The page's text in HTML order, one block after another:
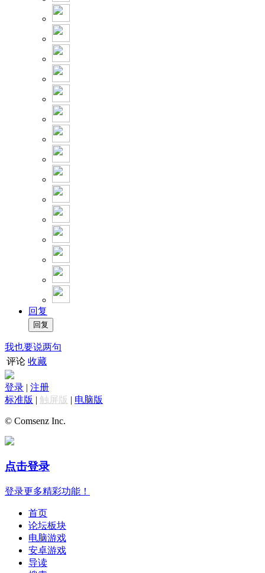
回复
我也要说两句
评论 收藏
登录 | 注册
标准版 | 触屏版 | 电脑版
© Comsenz Inc.
点击登录
登录更多精彩功能！
首页
论坛板块
电脑游戏
安卓游戏
导读